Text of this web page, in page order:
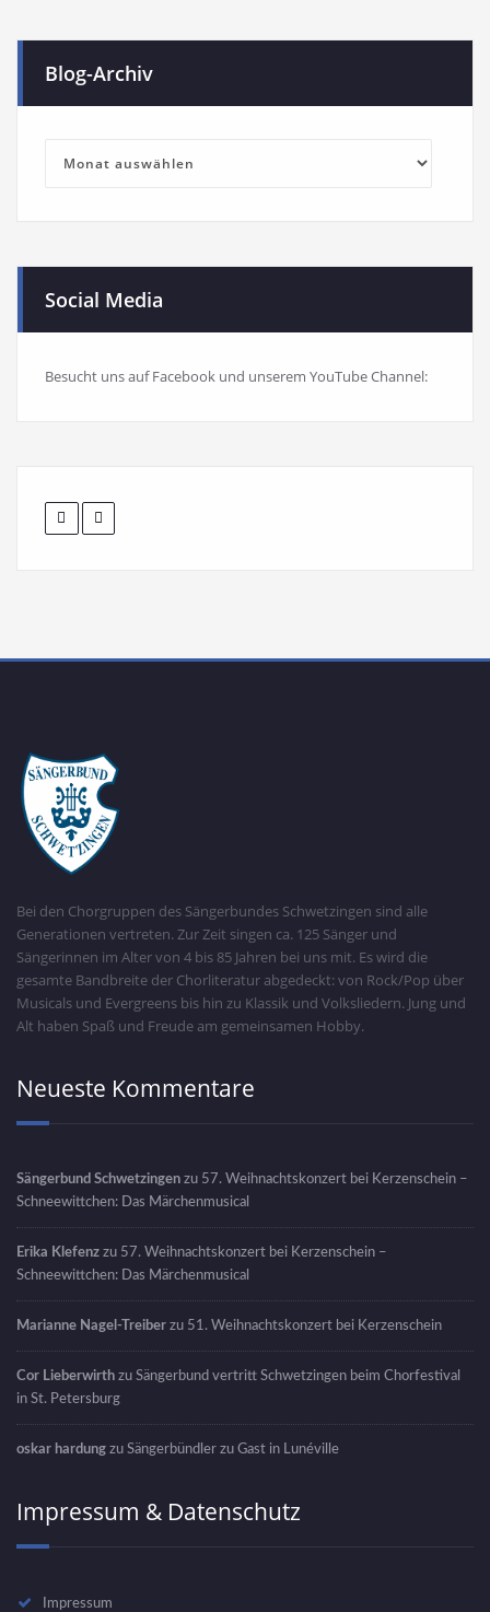
Blog-Archiv
Archiv
Social Media
Besucht uns auf Facebook und unserem YouTube Channel:
Bei den Chorgruppen des Sängerbundes Schwetzingen sind alle
Generationen vertreten. Zur Zeit singen ca. 125 Sänger und
Sängerinnen im Alter von 4 bis 85 Jahren bei uns mit. Es wird die
gesamte Bandbreite der Chorliteratur abgedeckt: von Rock/Pop über
Musicals und Evergreens bis hin zu Klassik und Volksliedern. Jung und
Alt haben Spaß und Freude am gemeinsamen Hobby.
Neueste Kommentare
Sängerbund Schwetzingen zu 57. Weihnachtskonzert bei Kerzenschein –
Schneewittchen: Das Märchenmusical
Erika Klefenz zu 57. Weihnachtskonzert bei Kerzenschein –
Schneewittchen: Das Märchenmusical
Marianne Nagel-Treiber zu 51. Weihnachtskonzert bei Kerzenschein
Cor Lieberwirth zu Sängerbund vertritt Schwetzingen beim Chorfestival
in St. Petersburg
oskar hardung zu Sängerbündler zu Gast in Lunéville
Impressum & Datenschutz
Impressum